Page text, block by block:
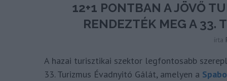
12+1 PONTBAN A JÖVŐ
RENDEZTÉK MEG A 33.
írta
A hazai turisztikai szektor legfontosabb
33. Turizmus Évadnyitó Gálát, amelyen a